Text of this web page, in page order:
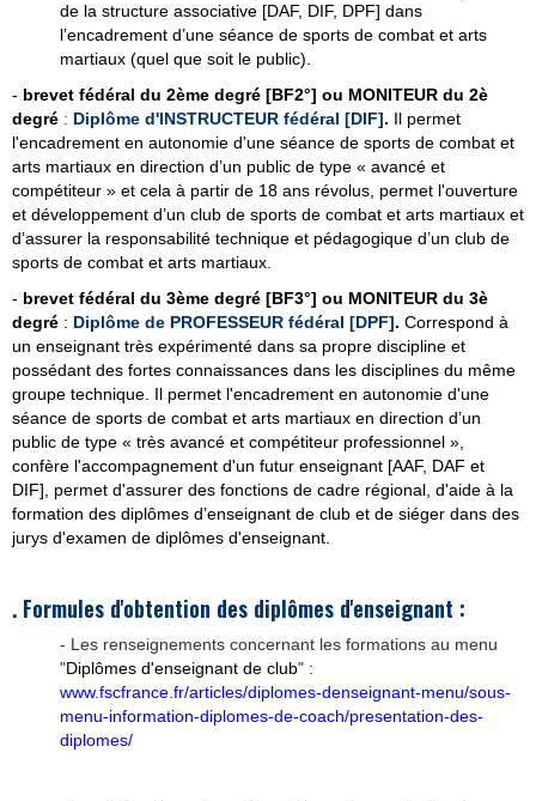
de la structure associative [DAF, DIF, DPF] dans
l’encadrement d’une séance de sports de combat et arts
martiaux (quel que soit le public).
- brevet fédéral du 2ème degré [BF2°] ou MONITEUR du 2è
degré : Diplôme d'INSTRUCTEUR fédéral [DIF]. Il permet
l'encadrement en autonomie d'une séance de sports de combat et
arts martiaux en direction d’un public de type « avancé et
compétiteur » et cela à partir de 18 ans révolus, permet l'ouverture
et développement d’un club de sports de combat et arts martiaux et
d’assurer la responsabilité technique et pédagogique d’un club de
sports de combat et arts martiaux.
- brevet fédéral du 3ème degré [BF3°] ou MONITEUR du 3è
degré : Diplôme de PROFESSEUR fédéral [DPF]. Correspond à
un enseignant très expérimenté dans sa propre discipline et
possédant des fortes connaissances dans les disciplines du même
groupe technique. Il permet l'encadrement en autonomie d'une
séance de sports de combat et arts martiaux en direction d’un
public de type « très avancé et compétiteur professionnel »,
confère l'accompagnement d'un futur enseignant [AAF, DAF et
DIF], permet d'assurer des fonctions de cadre régional, d'aide à la
formation des diplômes d’enseignant de club et de siéger dans des
jurys d'examen de diplômes d'enseignant.
. Formules d'obtention des diplômes d'enseignant :
- Les renseignements concernant les formations au menu
"Diplômes d'enseignant de club" :
www.fscfrance.fr/articles/diplomes-denseignant-menu/sous-
menu-information-diplomes-de-coach/presentation-des-
diplomes/